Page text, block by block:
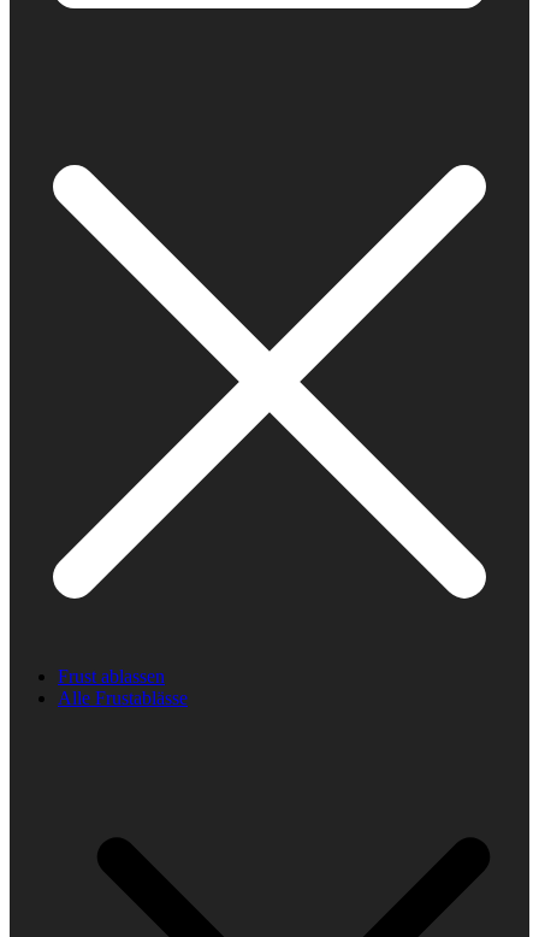
Frust ablassen
Alle Frustablässe